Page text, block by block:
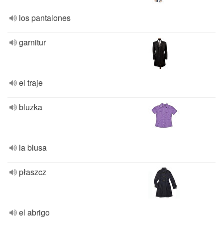
los pantalones
garnitur
el traje
bluzka
la blusa
płaszcz
el abrigo